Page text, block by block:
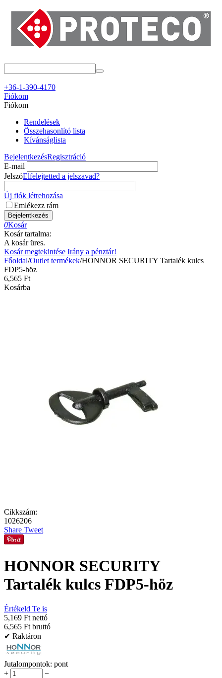
+36-1-390-4170
Fiókom
Fiókom
Rendelések
Összehasonlító lista
Kívánságlista
BejelentkezésRegisztráció
E-mail
JelszóElfelejtetted a jelszavad?
Új fiók létrehozása
Emlékezz rám
Bejelentkezés
0Kosár
Kosár tartalma:
A kosár üres.
Kosár megtekintése Irány a pénztár!
Főoldal/Outlet termékek/HONNOR SECURITY Tartalék kulcs
FDP5-höz
6,565 Ft
Kosárba
Cikkszám:
1026206
Share Tweet
HONNOR SECURITY
Tartalék kulcs FDP5-höz
Értékeld Te is
5,169 Ft nettó
6,565 Ft bruttó
✔ Raktáron
Jutalompontok: pont
+
−